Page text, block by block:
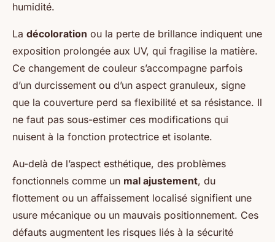
humidité.
La décoloration ou la perte de brillance indiquent une
exposition prolongée aux UV, qui fragilise la matière.
Ce changement de couleur s’accompagne parfois
d’un durcissement ou d’un aspect granuleux, signe
que la couverture perd sa flexibilité et sa résistance. Il
ne faut pas sous-estimer ces modifications qui
nuisent à la fonction protectrice et isolante.
Au-delà de l’aspect esthétique, des problèmes
fonctionnels comme un mal ajustement, du
flottement ou un affaissement localisé signifient une
usure mécanique ou un mauvais positionnement. Ces
défauts augmentent les risques liés à la sécurité